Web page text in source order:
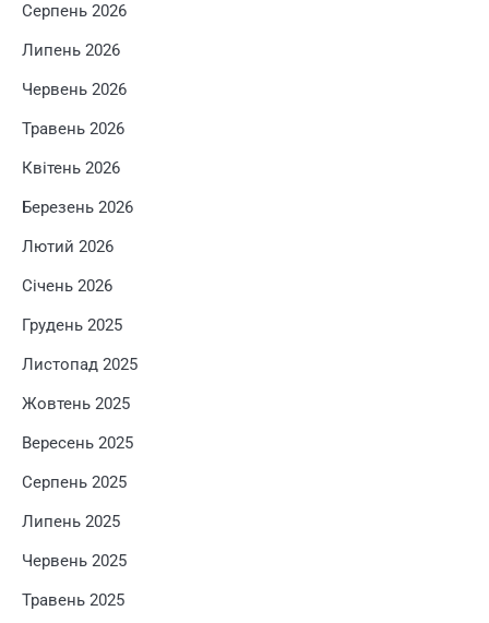
Серпень 2026
Липень 2026
Червень 2026
Травень 2026
Квітень 2026
Березень 2026
Лютий 2026
Січень 2026
Грудень 2025
Листопад 2025
Жовтень 2025
Вересень 2025
Серпень 2025
Липень 2025
Червень 2025
Травень 2025